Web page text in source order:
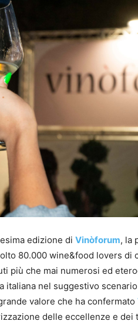
edizione di Vinòforum, la
80.000 wine&food lovers di
più che mai numerosi ed
italiana nel suggestivo
valore che ha confermato
delle eccellenze e dei